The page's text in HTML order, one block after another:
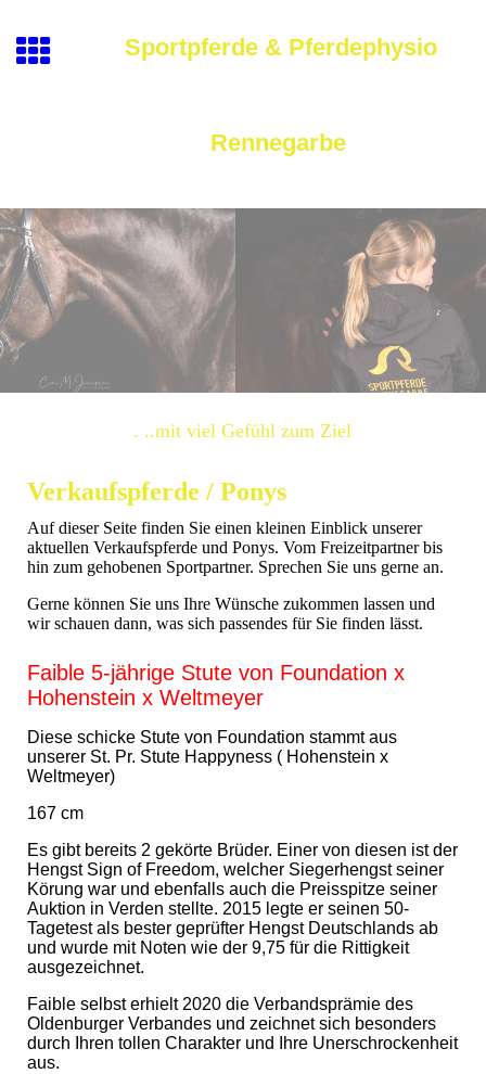
Sportpferde & Pferdephysio
Rennegarbe
. ..mit viel Gefühl zum Ziel
Verkaufspferde / Ponys
Auf dieser Seite finden Sie einen kleinen Einblick unserer
aktuellen Verkaufspferde und Ponys. Vom Freizeitpartner bis
hin zum gehobenen Sportpartner. Sprechen Sie uns gerne an.
Gerne können Sie uns Ihre Wünsche zukommen lassen und
wir schauen dann, was sich passendes für Sie finden lässt.
Faible 5-jährige Stute von Foundation x
Hohenstein x Weltmeyer
Diese schicke Stute von Foundation stammt aus
unserer St. Pr. Stute Happyness ( Hohenstein x
Weltmeyer)
167 cm
Es gibt bereits 2 gekörte Brüder. Einer von diesen ist der
Hengst Sign of Freedom, welcher Siegerhengst seiner
Körung war und ebenfalls auch die Preisspitze seiner
Auktion in Verden stellte. 2015 legte er seinen 50-
Tagetest als bester geprüfter Hengst Deutschlands ab
und wurde mit Noten wie der 9,75 für die Rittigkeit
ausgezeichnet.
Faible selbst erhielt 2020 die Verbandsprämie des
Oldenburger Verbandes und zeichnet sich besonders
durch Ihren tollen Charakter und Ihre Unerschrockenheit
aus.